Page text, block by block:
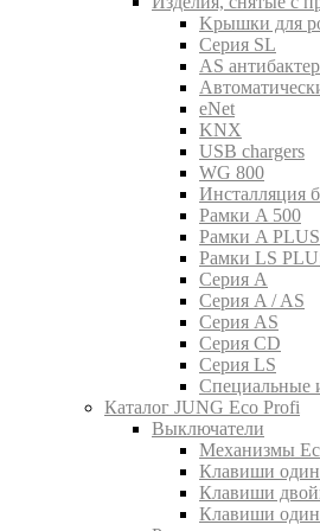
Kрышки для
Серия SL
AS
eNet
KNX
USB chargers
WG 800
Инсталляция
Рамки A 500
Рамки A PLUS
Рамки LS
Серия A
Серия A / AS
Серия AS
Серия CD
Серия LS
Специальные
Каталог JUNG Eco Profi
Выключатели
Механизмы
Клавиши
Клавиши
Клавиши